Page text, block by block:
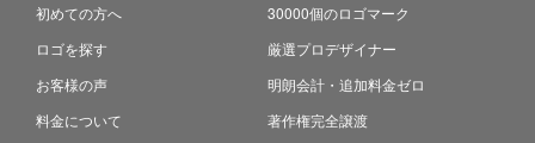
初めての方へ
ロゴを探す
お客様の声
料金について
30000個のロゴマーク
厳選プロデザイナー
明朗会計・追加料金ゼロ
著作権完全譲渡